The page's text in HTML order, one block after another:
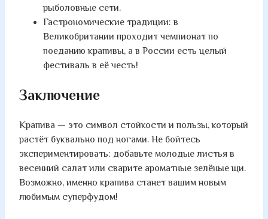
рыболовные сети.
Гастрономические традиции: в
Великобритании проходит чемпионат по
поеданию крапивы, а в России есть целый
фестиваль в её честь!
Заключение
Крапива — это символ стойкости и пользы, который
растёт буквально под ногами. Не бойтесь
экспериментировать: добавьте молодые листья в
весенний салат или сварите ароматные зелёные щи.
Возможно, именно крапива станет вашим новым
любимым суперфудом!